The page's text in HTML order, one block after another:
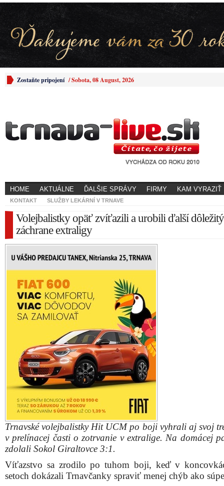
Zostaňte pripojení /Sobota, 08 August, 2026
HOME AKTUÁLNE ĎALŠIE SPRÁVY FIRMY KAM VYRAZIŤ
KONTAKT SLUŽBY LEKÁRNÍ V TRNAVE
Volejbalistky opäť zvíťazili a urobili ďalší
záchrane extraligy
Trnavské volejbalistky Hit UCM po boji vyhrali aj svoj
v prelínacej časti o zotrvanie v extralige. Na domácej
zdolali Sokol Giraltovce 3:1.
Víťazstvo sa zrodilo po tuhom boji, keď v
setoch dokázali Trnavčanky spraviť menej chýb ako